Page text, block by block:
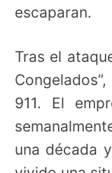
escaparan.
Tras el
911. El
una década